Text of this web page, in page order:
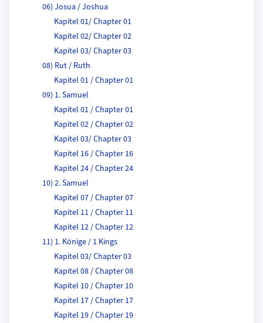
06) Josua / Joshua
Kapitel 01/ Chapter 01
Kapitel 02/ Chapter 02
Kapitel 03/ Chapter 03
08) Rut / Ruth
Kapitel 01 / Chapter 01
09) 1. Samuel
Kapitel 01 / Chapter 01
Kapitel 02 / Chapter 02
Kapitel 03/ Chapter 03
Kapitel 16 / Chapter 16
Kapitel 24 / Chapter 24
10) 2. Samuel
Kapitel 07 / Chapter 07
Kapitel 11 / Chapter 11
Kapitel 12 / Chapter 12
11) 1. Könige / 1 Kings
Kapitel 03/ Chapter 03
Kapitel 08 / Chapter 08
Kapitel 10 / Chapter 10
Kapitel 17 / Chapter 17
Kapitel 19 / Chapter 19